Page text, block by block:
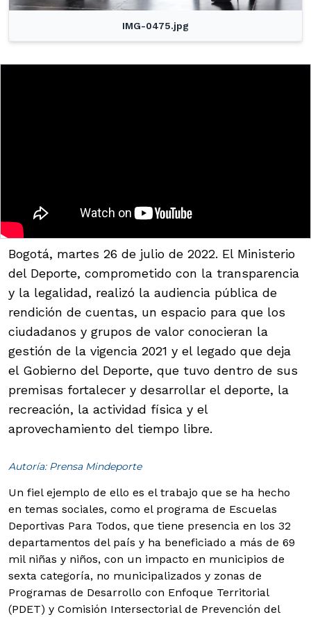
IMG-0475.jpg
Bogotá, martes 26 de julio de 2022. El Ministerio
del Deporte, comprometido con la transparencia
y la legalidad, realizó la audiencia pública de
rendición de cuentas, un espacio para que los
ciudadanos y grupos de valor conocieran la
gestión de la vigencia 2021 y el legado que deja
el Gobierno del Deporte, que tuvo dentro de sus
premisas fortalecer y desarrollar el deporte, la
recreación, la actividad física y el
aprovechamiento del tiempo libre.
Autoría: Prensa Mindeporte
Un fiel ejemplo de ello es el trabajo que se ha hecho
en temas sociales, como el programa de Escuelas
Deportivas Para Todos, que tiene presencia en los 32
departamentos del país y ha beneficiado a más de 69
mil niñas y niños, con un impacto en municipios de
sexta categoría, no municipalizados y zonas de
Programas de Desarrollo con Enfoque Territorial
(PDET) y Comisión Intersectorial de Prevención del